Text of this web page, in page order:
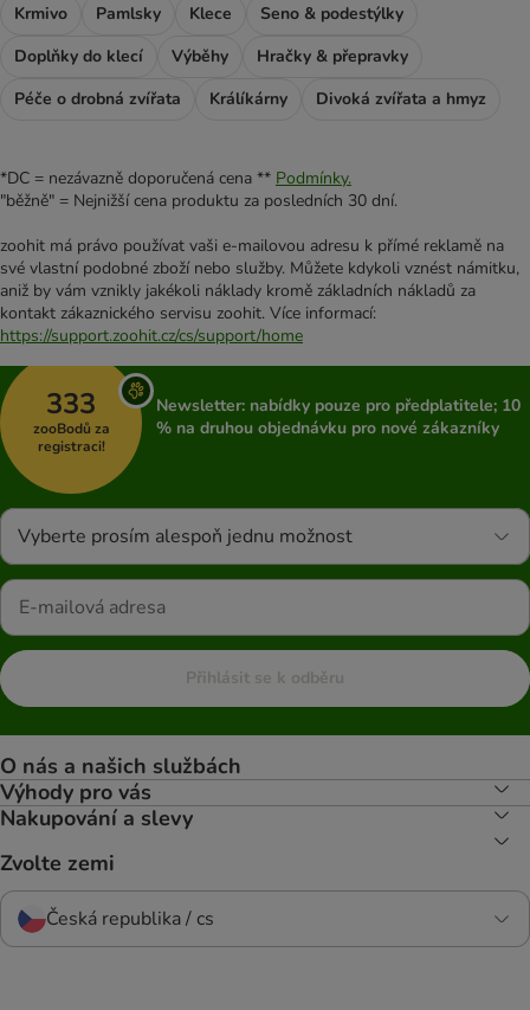
Krmivo Pamlsky Klece
Seno & podestýlky
Doplňky do klecí
Výběhy
Hračky & přepravky
Péče o drobná zvířata
Králíkárny Divoká zvířata a hmyz
*DC = nezávazně doporučená cena ** Podmínky.
"běžně" = Nejnižší cena produktu za posledních 30 dní.
zoohit má právo používat vaši e-mailovou adresu k přímé reklamě na
své vlastní podobné zboží nebo služby. Můžete kdykoli vznést námitku,
aniž by vám vznikly jakékoli náklady kromě základních nákladů za
kontakt zákaznického servisu zoohit. Více informací:
https://support.zoohit.cz/cs/support/home
333
zooBodů za
registraci!
Newsletter: nabídky pouze pro předplatitele; 10
% na druhou objednávku pro nové zákazníky
Vyberte prosím alespoň jednu možnost
Přihlásit se k odběru
O nás a našich službách
Výhody pro vás
Nakupování a slevy
Zvolte zemi
Česká republika / cs